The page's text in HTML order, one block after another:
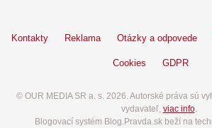
Kontakty Reklama Otázky a odpovede
Cookies GDPR
© OUR MEDIA SR a. s. 2026. Autorské práva sú
vydavateľ, viac info.
Blogovací systém Blog.Pravda.sk beží na